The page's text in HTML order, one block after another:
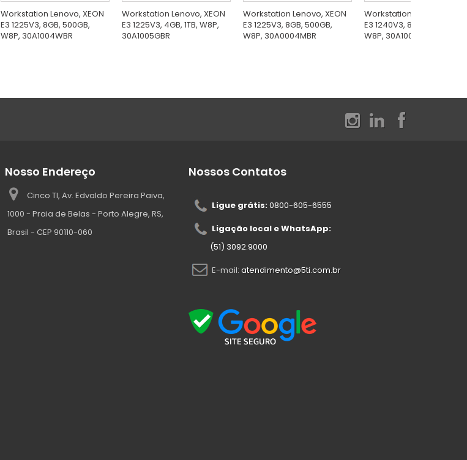
Workstation Lenovo, XEON
E3 1225V3, 8GB, 500GB,
W8P, 30A1004WBR
Workstation Lenovo, XEON
E3 1225V3, 4GB, 1TB, W8P,
30A1005GBR
Workstation Lenovo, XEON
E3 1225V3, 8GB, 500GB,
W8P, 30A0004MBR
Workstation Lenovo Xeon
E3 1240V3, 8GB, 500GB,
W8P, 30A10041BR
Nosso Endereço
Cinco TI, Av. Edvaldo Pereira Paiva,
1000 - Praia de Belas - Porto Alegre, RS,
Brasil - CEP 90110-060
Nossos Contatos
Ligue grátis:0800-605-6555
Ligação local e WhatsApp:
(51) 3092.9000
E-mail: atendimento@5ti.com.br